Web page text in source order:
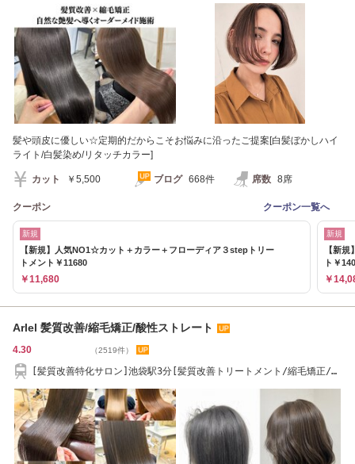
髪や頭皮に優しい☆定期的だからこそお悩みに沿ったご提案[白髪ぼかしハイ
ライト/白髪染め/リタッチカラー]
カット ￥5,500 ブログ 668件 席数 8席
クーポン クーポン一覧へ
新規
【新規】人気NO1☆カット＋カラー＋フローディア３stepトリー
トメント￥11680
￥11,680
新規
【新
ト￥
￥
Arlel 髪質改善/縮毛矯正/酸性ストレート
4.30 （2519件）
[髪質改善特化サロン]池袋駅3分[髪質改善トリートメント/縮毛矯正/白